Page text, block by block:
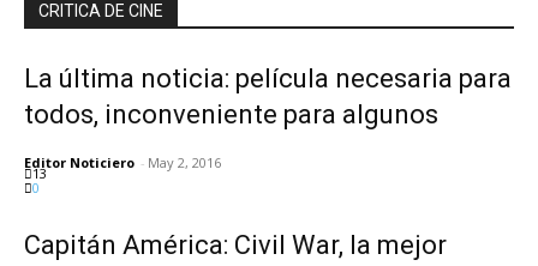
CRITICA DE CINE
La última noticia: película necesaria para
todos, inconveniente para algunos
Editor Noticiero - May 2, 2016
13
0
Capitán América: Civil War, la mejor